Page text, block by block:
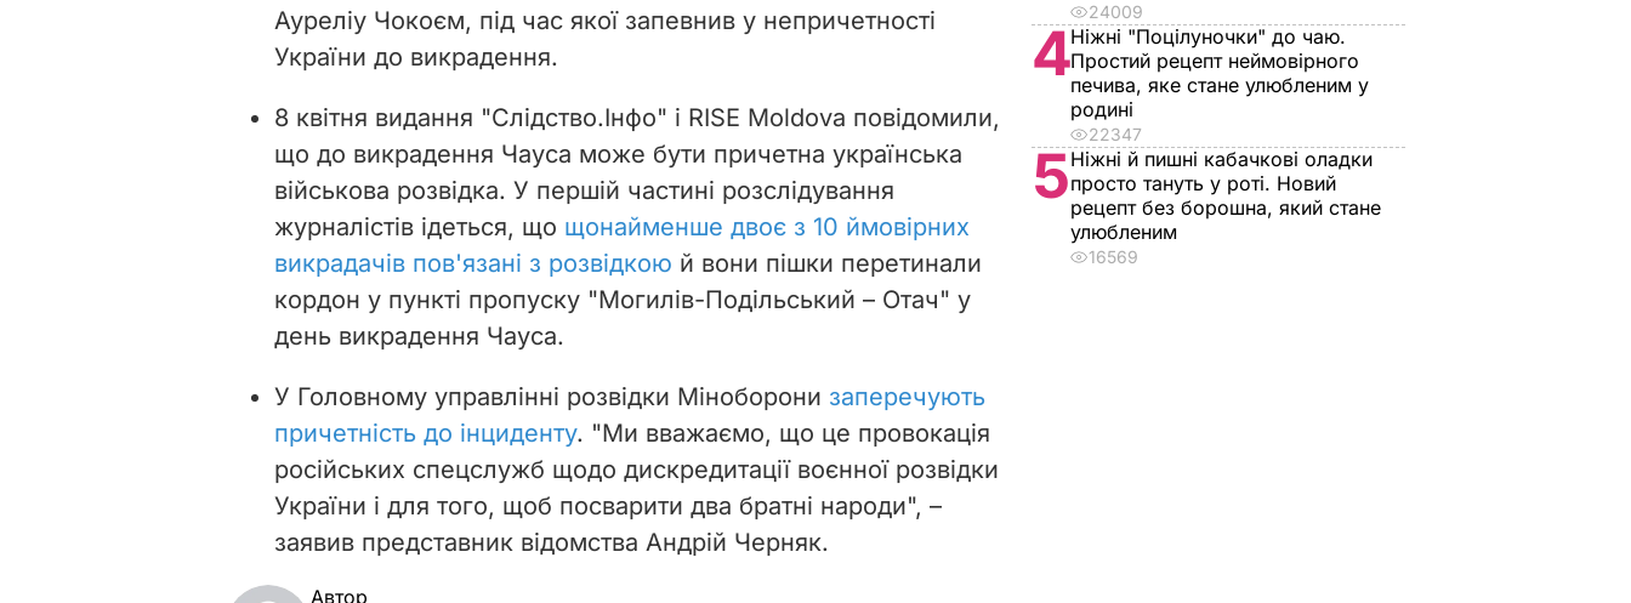
Ауреліу Чокоєм, під час якої запевнив у непричетності
України до викрадення.
8 квітня видання "Слідство.Інфо" і RISE Moldova повідомили,
що до викрадення Чауса може бути причетна українська
військова розвідка. У першій частині розслідування
журналістів ідеться, що щонайменше двоє з 10 ймовірних
викрадачів пов'язані з розвідкою й вони пішки перетинали
кордон у пункті пропуску "Могилів-Подільський – Отач" у
день викрадення Чауса.
У Головному управлінні розвідки Міноборони заперечують
причетність до інциденту. "Ми вважаємо, що це провокація
російських спецслужб щодо дискредитації воєнної розвідки
України і для того, щоб посварити два братні народи", –
заявив представник відомства Андрій Черняк.
Автор
24009
4Ніжні "Поцілуночки" до чаю.
Простий рецепт неймовірного
печива, яке стане улюбленим у
родині
22347
5Ніжні й пишні кабачкові оладки
просто тануть у роті. Новий
рецепт без борошна, який стане
улюбленим
16569